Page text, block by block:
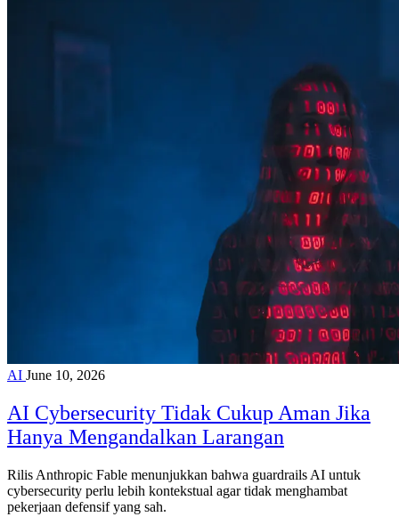
AI June 10, 2026
AI Cybersecurity Tidak Cukup Aman Jika
Hanya Mengandalkan Larangan
Rilis Anthropic Fable menunjukkan bahwa guardrails AI untuk
cybersecurity perlu lebih kontekstual agar tidak menghambat
pekerjaan defensif yang sah.